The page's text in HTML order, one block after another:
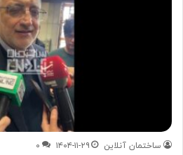
ساختمان آنلاین ۱۴۰۴-۱۱-۲۹ ۰